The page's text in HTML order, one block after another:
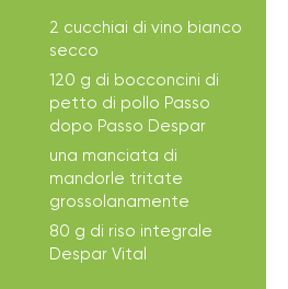
2 cucchiai di vino bianco
secco
120 g di bocconcini di
petto di pollo Passo
dopo Passo Despar
una manciata di
mandorle tritate
grossolanamente
80 g di riso integrale
Despar Vital